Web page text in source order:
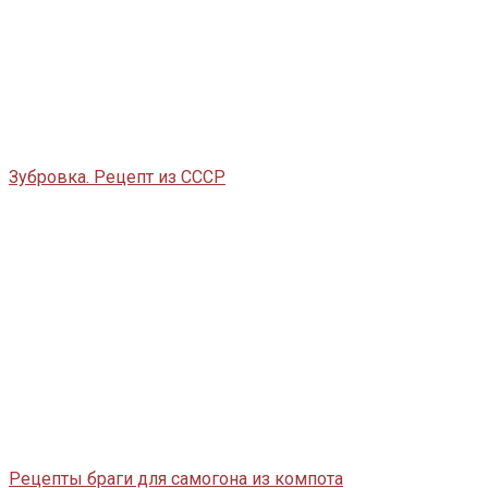
Зубровка. Рецепт из СССР
Рецепты браги для самогона из компота